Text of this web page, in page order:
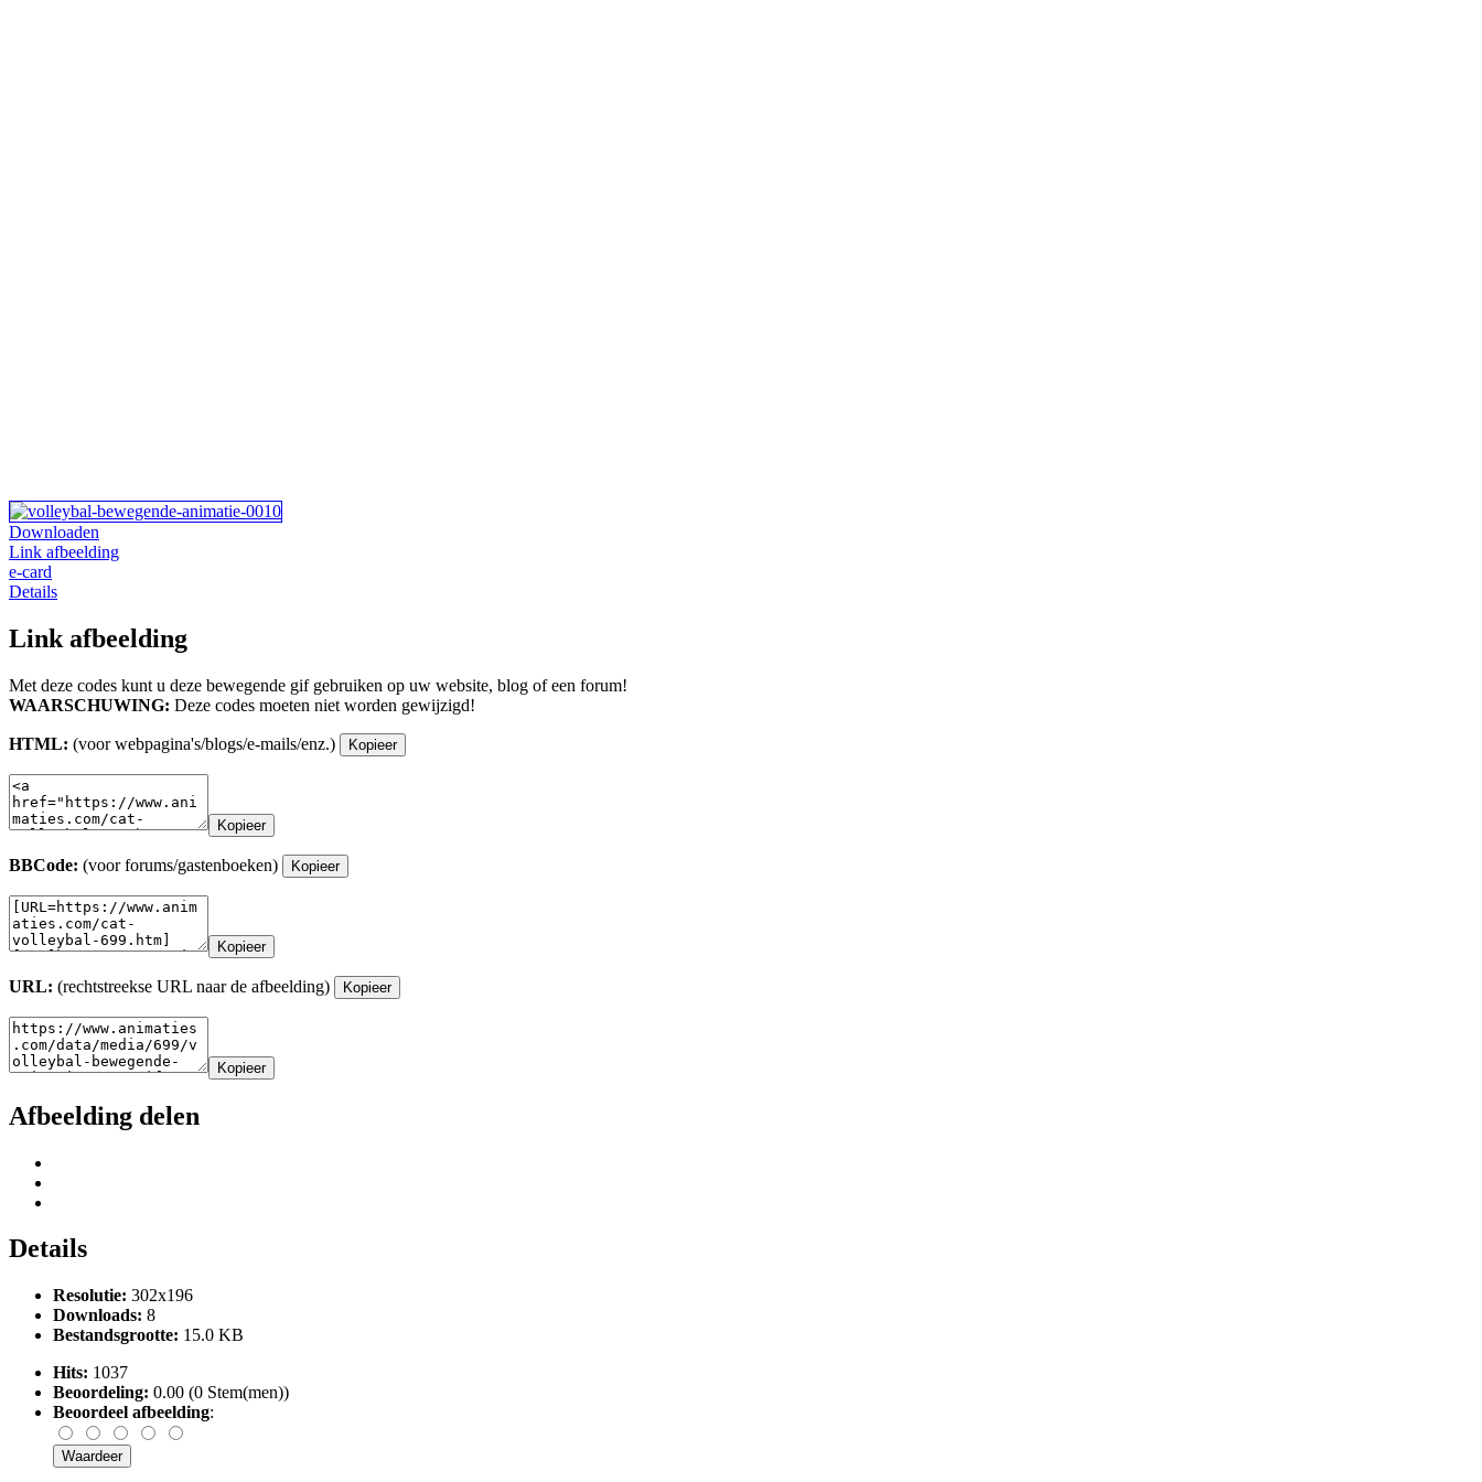
Downloaden
Link afbeelding
e-card
Details
Link afbeelding
Met deze codes kunt u deze bewegende gif gebruiken op uw website, blog of een forum!
WAARSCHUWING: Deze codes moeten niet worden gewijzigd!
HTML: (voor webpagina's/blogs/e-mails/enz.) Kopieer
Kopieer
BBCode: (voor forums/gastenboeken) Kopieer
Kopieer
URL: (rechtstreekse URL naar de afbeelding) Kopieer
Kopieer
Afbeelding delen
Details
Resolutie: 302x196
Downloads: 8
Bestandsgrootte: 15.0 KB
Hits: 1037
Beoordeling: 0.00 (0 Stem(men))
Beoordeel afbeelding: